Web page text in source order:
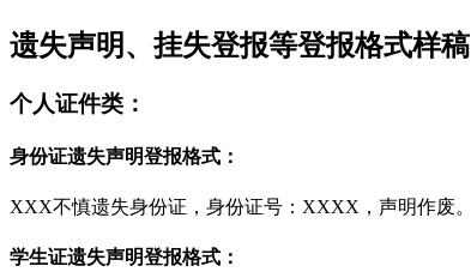
遗失声明、挂失登报等登报格式样稿
个人证件类：
身份证遗失声明登报格式：
XXX不慎遗失身份证，身份证号：XXXX，声明作废。
学生证遗失声明登报格式：